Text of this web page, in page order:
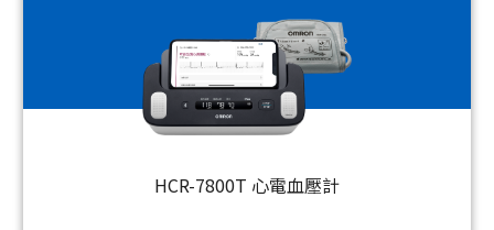
HCR-7800T 心電血壓計